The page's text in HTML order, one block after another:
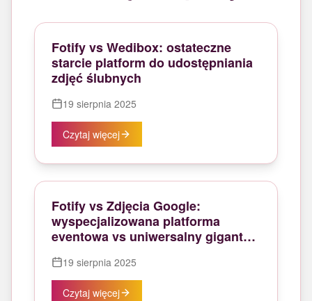
Fotify vs Wedibox: ostateczne
starcie platform do udostępniania
zdjęć ślubnych
19 sierpnia 2025
Czytaj więcej
Fotify vs Zdjęcia Google:
wyspecjalizowana platforma
eventowa vs uniwersalny gigant
19 sierpnia 2025
Czytaj więcej